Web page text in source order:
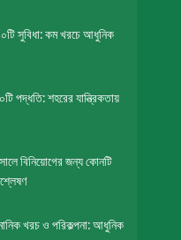
সুবিধা: কম খরচে আধুনিক
পদ্ধতি: শহরের যান্ত্রিকতায়
বিনিয়োগের জন্য কোনটি
খরচ ও পরিকল্পনা: আধুনিক